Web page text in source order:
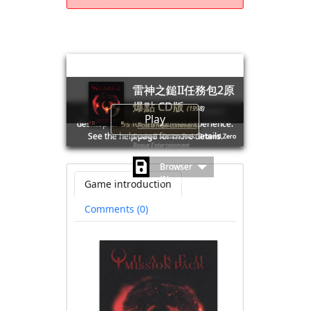
🛈Windows games require the latest
desktop CPUs for an optimal experience.
See the help page for more details.
雷神之鎚II任務包2原
爆點 CD版(1998)
Post a new comment
Quake II Mission Pack: Ground Zero
Rogue Entertainment
Browser
(No save
file
Play
Game introduction
Comments (0)